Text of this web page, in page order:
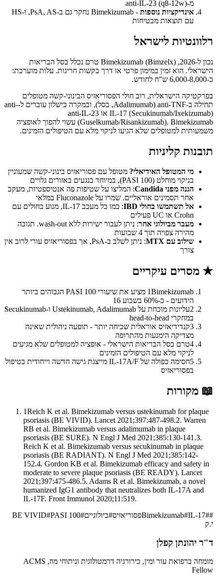
מ-anti-IL-23 (q8-12w)
אינדיקציות נוספות
- Bimekizumab נחקר גם ב-PsA, AS, ו-HS
עם תוצאות מבטיחות
רלוונטיות לישראל
נכון ל-2026, Bimekizumab (Bimzelx) טרם נכלל בסל הבריאות
הישראלי. הוא זמין במימון פרטי או דרך בקשות חריגות. עלות מוערכת:
כ-6,000-8,000 ש"ח לחודש.
בפרקטיקה הישראלית, רוב חולי הפסוריאזיס הבינוני-קשה מטופלים
תחילה ב-anti-TNF (Adalimumab, בסל), ובמקרה כישלון עוברים ל-anti-
IL-17 (Secukinumab/Ixekizumab) או anti-IL-23
(Guselkumab/Risankizumab). Bimekizumab עשוי להפוך לאופציה
משמעותית למטופלים שלא הגיעו לניקוי מלא עם הטיפולים הזמינים.
תובנות קליניות
מי המטופל האידיאלי? מטופל עם פסוריאזיס בינוני-קשה שמעוניין
בניקוי מוחלט (PASI 100), במיוחד בנגעים באזורים גלויים
הגנה מפני Candida
: המליצו על שטיפות פה אנטיספטיות, מעקב
אחר תסמינים אוראליים. שמרו על Fluconazole במלאי
אל תשתמשו בחולי IBD
: כמו כל מעכב IL-17, מנוע בחולים עם
Crohn או UC פעילים
מעבר מביולוגי אחר
: ניתן לעבור ישירות ללא wash-out. תגובה
מהירה צפויה תוך 4 שבועות
שילוב עם MTX
: ניתן לשלב ב-PsA, אך בפסוריאזיס עורי לרוב אין
צורך
★ מסרים עיקריים
1
Bimekizumab מציע את שיעורי PASI 100 הגבוהים ביותר
הידועים - כ-60% בשבוע 16
2
עליונות מוכחת על Ustekinumab, Adalimumab ו-Secukinumab
במחקרי head-to-head
3קנדידיאזיס אוראלית שכיחה יותר - תופעה ניהולית שאינה
מצדיקה הימנעות מהתרופה
4טרם בסל הבריאות הישראלי - אופציה למטופלים שלא מגיעים
לניקוי מלא עם הטיפולים הזמינים
5
חסימה כפולה של IL-17A/F מייצגת גישה חדשה וייחודית בטיפול
בפסוריאזיס
📖 מקורות
1Reich K et al. Bimekizumab versus ustekinumab for plaque
psoriasis (BE VIVID). Lancet 2021;397:487-498.2. Warren
RB et al. Bimekizumab versus adalimumab in plaque
psoriasis (BE SURE). N Engl J Med 2021;385:130-141.3.
Reich K et al. Bimekizumab versus secukinumab in plaque
psoriasis (BE RADIANT). N Engl J Med 2021;385:142-
152.4. Gordon KB et al. Bimekizumab efficacy and safety in
moderate to severe plaque psoriasis (BE READY). Lancet
2021;397:475-486.5. Adams R et al. Bimekizumab, a novel
humanized IgG1 antibody that neutralizes both IL-17A and
IL-17F. Front Immunol 2020;11:519.
#
Bimekizumab#IL-17# פסוריאזיס#ביולוגיים#
BE VIVID#PASI 100
י.ק
ד"ר יהונתן קפלן
מומחה ברפואת עור ומין, כירורגיה דרמטולוגית וניתוחי מוז, ACMS
Fellow